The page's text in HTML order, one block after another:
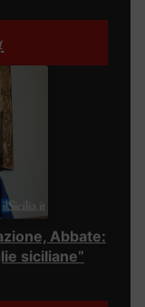
Abbate:
siciliane”